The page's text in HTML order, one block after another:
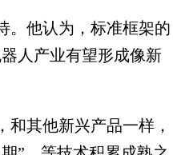
他认为，标准框架的
人产业有望形成像新
其他新兴产品一样，